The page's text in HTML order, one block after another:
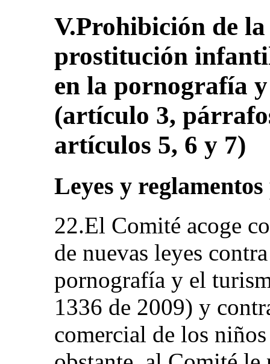
V.Prohibición de
prostitución
en la pornografía y
(artículo 3,
artículos 5, 6 y 7)
Leyes y
22.El Comité acoge
de nuevas leyes
pornografía y el
1336 de 2009) y
comercial de los